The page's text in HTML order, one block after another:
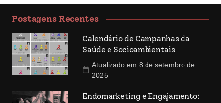
Postagens Recentes
Calendário de Campanhas da
Saúde e Socioambientais
Atualizado em 8 de setembro de
2025
Endomarketing e Engajamento: